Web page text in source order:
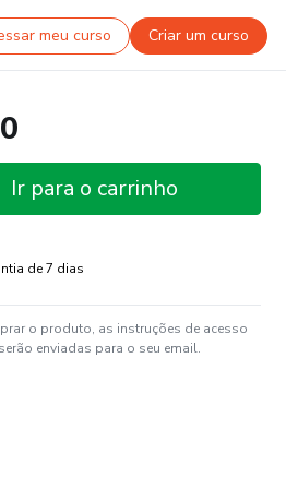
meu curso Criar um curso
Ir para o carrinho
de 7 dias
o produto, as instruções de acesso
serão enviadas para o seu email.